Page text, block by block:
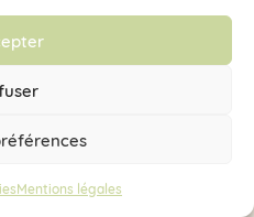
Mentions légales
nappe dont je ne me
et pratique. Je
mois et je les trouve